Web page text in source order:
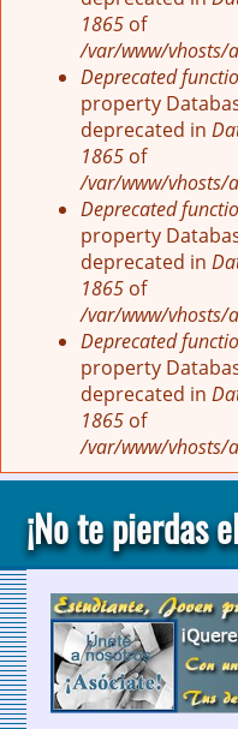
1865 of
/var/www/vhosts/
Deprecated
property
deprecated in
1865 of
/var/www/vhosts/
Deprecated
property
deprecated in
1865 of
/var/www/vhosts/
Deprecated
property
deprecated in
1865 of
/var/www/vhosts/
¡No te pierdas